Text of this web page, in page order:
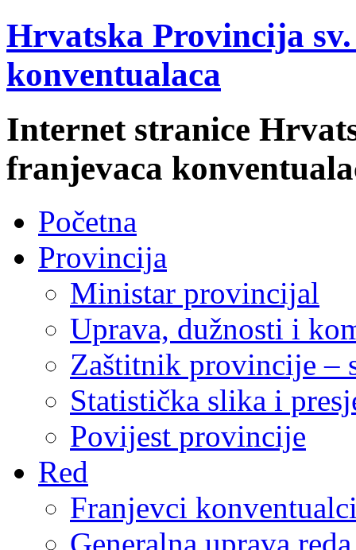
Hrvatska Provincija
konventualaca
Internet stranice
franjevaca
Početna
Provincija
Ministar provincijal
Uprava, dužnosti i
Zaštitnik provincije –
Statistička slika i
Povijest provincije
Red
Franjevci
Generalna uprava